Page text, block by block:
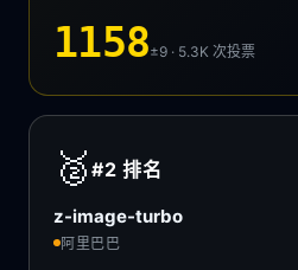
1158±9 · 5.3K次投票
🥈 #2排名
z-image-turbo
阿里巴巴